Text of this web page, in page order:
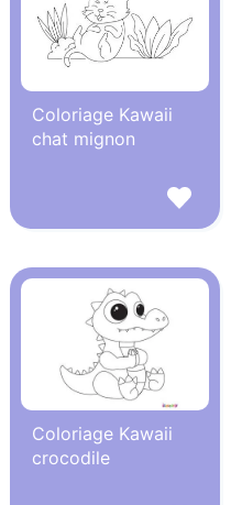
Coloriage Kawaii
chat mignon
Coloriage Kawaii
crocodile